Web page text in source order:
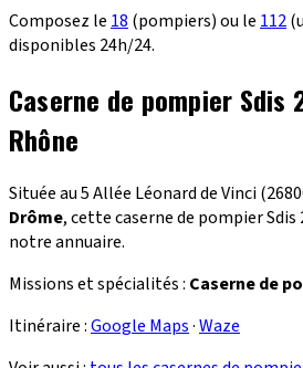
Composez le 18 (pompiers) ou le 112
disponibles 24h/24.
Caserne de pompier Sdis
Rhône
Située au 5 Allée Léonard de Vinci
Drôme, cette caserne de pompier Sdis
notre annuaire.
Missions et spécialités : Caserne de
Itinéraire :Google Maps·Waze